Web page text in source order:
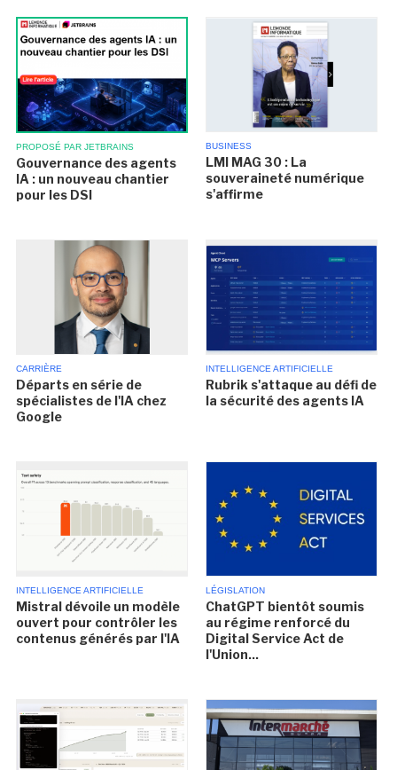
PROPOSÉ PAR JETBRAINS
Gouvernance des agents
IA : un nouveau chantier
pour les DSI
BUSINESS
LMI MAG 30 : La
souveraineté numérique
s'affirme
CARRIÈRE
Départs en série de
spécialistes de l'IA chez
Google
INTELLIGENCE ARTIFICIELLE
Rubrik s'attaque au défi de
la sécurité des agents IA
INTELLIGENCE ARTIFICIELLE
Mistral dévoile un modèle
ouvert pour contrôler les
contenus générés par l'IA
LÉGISLATION
ChatGPT bientôt soumis
au régime renforcé du
Digital Service Act de
l'Union...